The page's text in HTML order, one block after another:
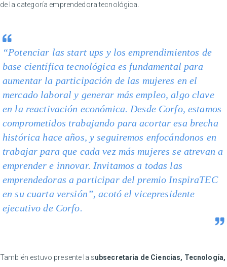
de la categoría emprendedora tecnológica.
“Potenciar las start ups y los emprendimientos de
base científica tecnológica es fundamental para
aumentar la participación de las mujeres en el
mercado laboral y generar más empleo, algo clave
en la reactivación económica. Desde Corfo, estamos
comprometidos trabajando para acortar esa brecha
histórica hace años, y seguiremos enfocándonos en
trabajar para que cada vez más mujeres se atrevan a
emprender e innovar. Invitamos a todas las
emprendedoras a participar del premio InspiraTEC
en su cuarta versión”, acotó el vicepresidente
ejecutivo de Corfo.
También estuvo presente la subsecretaria de Ciencias, Tecnología,